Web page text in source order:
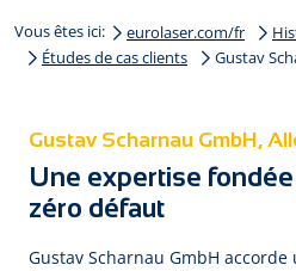
Vous êtes ici: eurolaser.com/fr
Études de cas clients
Gustav
Gustav Scharnau GmbH,
Une expertise
zéro défaut
Gus­tav Schar­nau GmbH